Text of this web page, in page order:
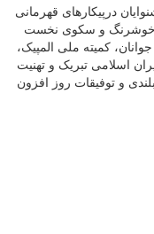
درپیکارهای قهرمانی
خوشرنگ و سکوی نخست
کمیته ملی المپیک،
اسلامی تبریک و تهنیت
و توفیقات روز افزون